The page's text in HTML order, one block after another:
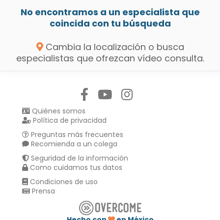
No encontramos a un especialista que
coincida con tu búsqueda
Cambia la localización o busca
especialistas que ofrezcan vídeo consulta.
Quiénes somos
Política de privacidad
Preguntas más frecuentes
Recomienda a un colega
Seguridad de la información
Como cuidamos tus datos
Condiciones de uso
Prensa